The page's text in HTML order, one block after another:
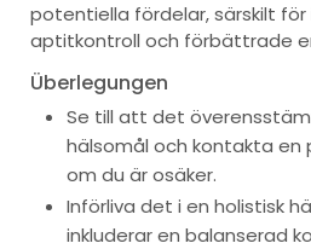
potentiella fördelar, särskilt för
aptitkontroll och förbättrade
Überlegungen
Se till att det
hälsomål och kontakta en
om du är osäker.
Införliva det i en holistisk
inkluderar en balanserad